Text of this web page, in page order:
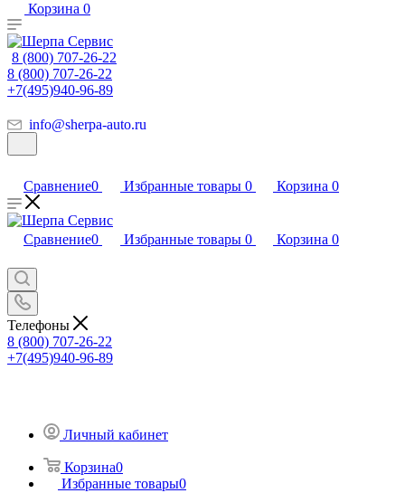
Корзина 0
8 (800) 707-26-22
8 (800) 707-26-22
+7(495)940-96-89
info@sherpa-auto.ru
Сравнение0 Избранные товары 0 Корзина 0
Сравнение0 Избранные товары 0 Корзина 0
Телефоны
8 (800) 707-26-22
+7(495)940-96-89
Личный кабинет
Корзина0
Избранные товары0